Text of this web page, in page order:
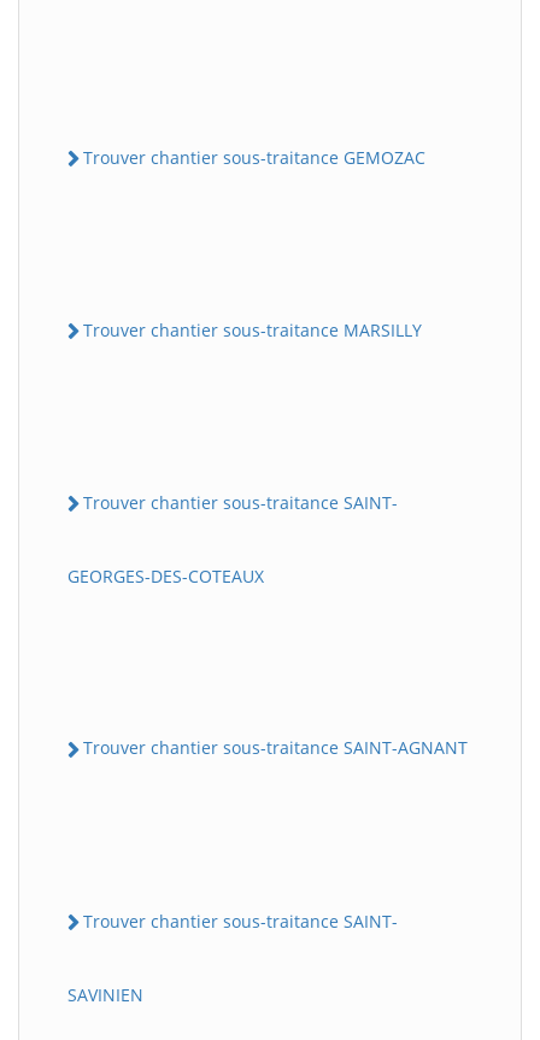
Trouver chantier sous-traitance GEMOZAC
Trouver chantier sous-traitance MARSILLY
Trouver chantier sous-traitance SAINT-
GEORGES-DES-COTEAUX
Trouver chantier sous-traitance SAINT-AGNANT
Trouver chantier sous-traitance SAINT-
SAVINIEN